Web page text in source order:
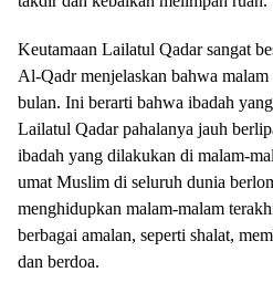
Keutamaan Lailatul Qadar sangat
Al-Qadr menjelaskan bahwa
bulan. Ini berarti bahwa ibadah
Lailatul Qadar pahalanya jauh
ibadah yang dilakukan di malam-
umat Muslim di seluruh dunia
menghidupkan malam-malam
berbagai amalan, seperti shalat,
dan berdoa.